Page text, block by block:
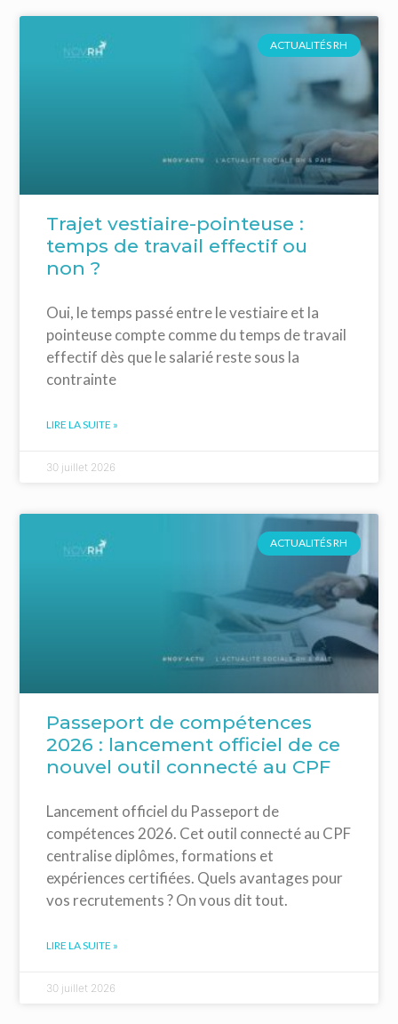
ACTUALITÉS RH
Trajet vestiaire-pointeuse :
temps de travail effectif ou
non ?
Oui, le temps passé entre le vestiaire et la
pointeuse compte comme du temps de travail
effectif dès que le salarié reste sous la
contrainte
LIRE LA SUITE »
30 juillet 2026
ACTUALITÉS RH
Passeport de compétences
2026 : lancement officiel de ce
nouvel outil connecté au CPF
Lancement officiel du Passeport de
compétences 2026. Cet outil connecté au CPF
centralise diplômes, formations et
expériences certifiées. Quels avantages pour
vos recrutements ? On vous dit tout.
LIRE LA SUITE »
30 juillet 2026